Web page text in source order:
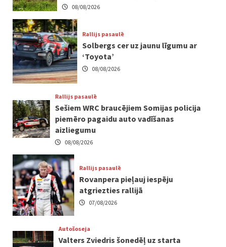
08/08/2026
Rallijs pasaulē
Solbergs cer uz jaunu līgumu ar
‘Toyota’
08/08/2026
Rallijs pasaulē
Sešiem WRC braucējiem Somijas policija
piemēro pagaidu auto vadīšanas
aizliegumu
08/08/2026
Rallijs pasaulē
Rovanpera pieļauj iespēju
atgriezties rallijā
07/08/2026
Autošoseja
Valters Zviedris šonedēļ uz starta